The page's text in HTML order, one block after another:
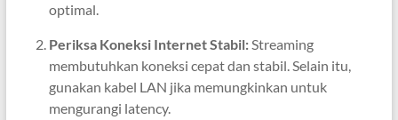
optimal.
Periksa Koneksi Internet Stabil:Streaming
membutuhkan koneksi cepat dan stabil. Selain itu,
gunakan kabel LAN jika memungkinkan untuk
mengurangi latency.